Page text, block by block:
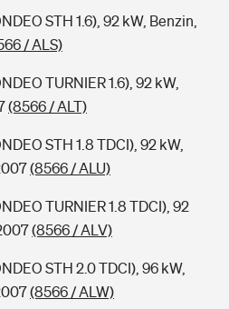
STH 1.6), 92 kW, Benzin,
/ ALS)
TURNIER 1.6), 92 kW,
(8566 / ALT)
STH 1.8 TDCI), 92 kW,
(8566 / ALU)
TURNIER 1.8 TDCI), 92
(8566 / ALV)
STH 2.0 TDCI), 96 kW,
(8566 / ALW)